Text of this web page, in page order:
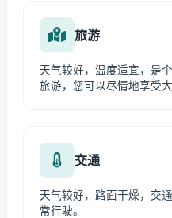
旅游
天气较好，温度适宜，是
旅游，您可以尽情地享受大
交通
天气较好，路面干燥，交
常行驶。